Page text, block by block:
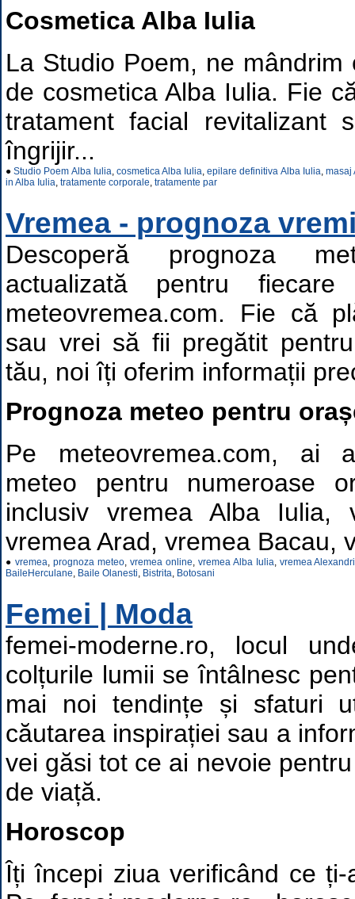
Cosmetica Alba Iulia
La Studio Poem, ne mândrim
de cosmetica Alba Iulia. Fie
tratament facial revitalizant
îngrijir...
●Studio Poem Alba Iulia, cosmetica Alba Iulia,epilare definitiva Alba Iulia, masaj
in Alba Iulia, tratamente corporale, tratamente par
Vremea - prognoza
Descoperă prognoza
actualizată pentru
meteovremea.com. Fie că
sau vrei să fii pregătit
tău, noi îți oferim informații
Prognoza meteo pentru
Pe meteovremea.com, ai
meteo pentru numeroase
inclusiv vremea Alba Iulia,
vremea Arad, vremea Bacau,
● vremea, prognoza meteo, vremea online, vremea Alba Iulia, vremea
BaileHerculane, Baile Olanesti, Bistrita, Botosani
Femei | Moda
femei-moderne.ro, locul
colțurile lumii se întâlnesc
mai noi tendințe și sfaturi
căutarea inspirației sau a
vei găsi tot ce ai nevoie
de viață.
Horoscop
Îți începi ziua verificând ce